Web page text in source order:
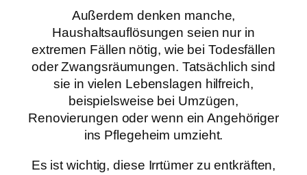
Außerdem denken manche,
Haushaltsauflösungen seien nur in
extremen Fällen nötig, wie bei Todesfällen
oder Zwangsräumungen. Tatsächlich sind
sie in vielen Lebenslagen hilfreich,
beispielsweise bei Umzügen,
Renovierungen oder wenn ein Angehöriger
ins Pflegeheim umzieht.
Es ist wichtig, diese Irrtümer zu entkräften,